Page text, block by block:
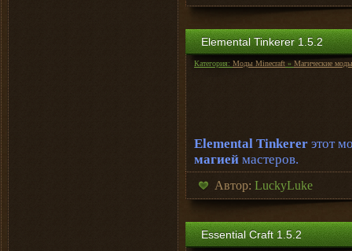
Elemental Tinkerer 1.5.2
Категория: Моды Minecraft » Магические моды
Elemental Tinkerer этот
магией мастеров.
Автор: LuckyLuke
Essential Craft 1.5.2